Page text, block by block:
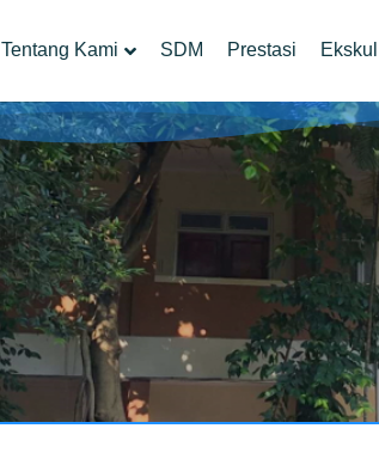
Tentang Kami SDM Prestasi Ekskul